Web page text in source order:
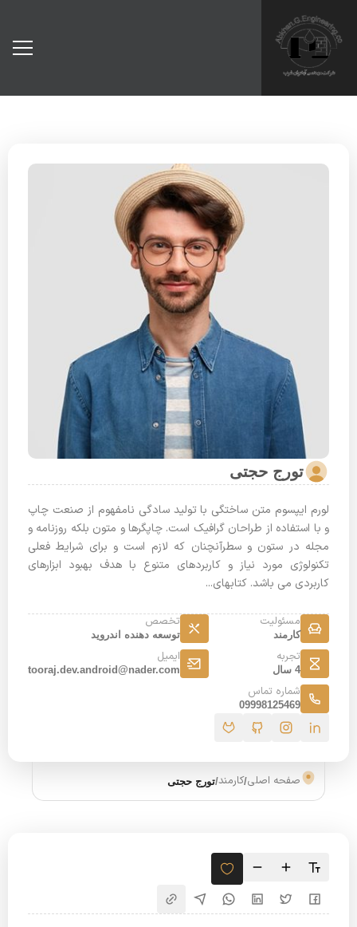
تورج حجتی
لورم ایپسوم متن ساختگی با تولید سادگی نامفهوم از صنعت چاپ
و با استفاده از طراحان گرافیک است. چاپگرها و متون بلکه روزنامه و
مجله در ستون و سطرآنچنان که لازم است و برای شرایط فعلی
تکنولوژی مورد نیاز و کاربردهای متنوع با هدف بهبود ابزارهای
کاربردی می باشد. کتابهای...
مسئولیت
کارمند
تخصص
توسعه دهنده اندروید
تجربه
4 سال
ایمیل
tooraj.dev.android@nader.com
شماره تماس
09998125469
صفحه اصلی/کارمند/تورج حجتی